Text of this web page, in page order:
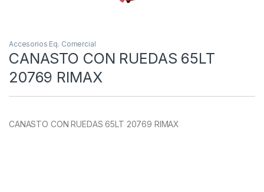
Accesorios Eq. Comercial
CANASTO CON RUEDAS 65LT
20769 RIMAX
CANASTO CON RUEDAS 65LT 20769 RIMAX